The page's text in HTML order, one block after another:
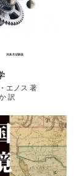
エノス 著
訳